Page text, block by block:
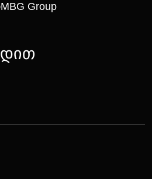
MBG Group